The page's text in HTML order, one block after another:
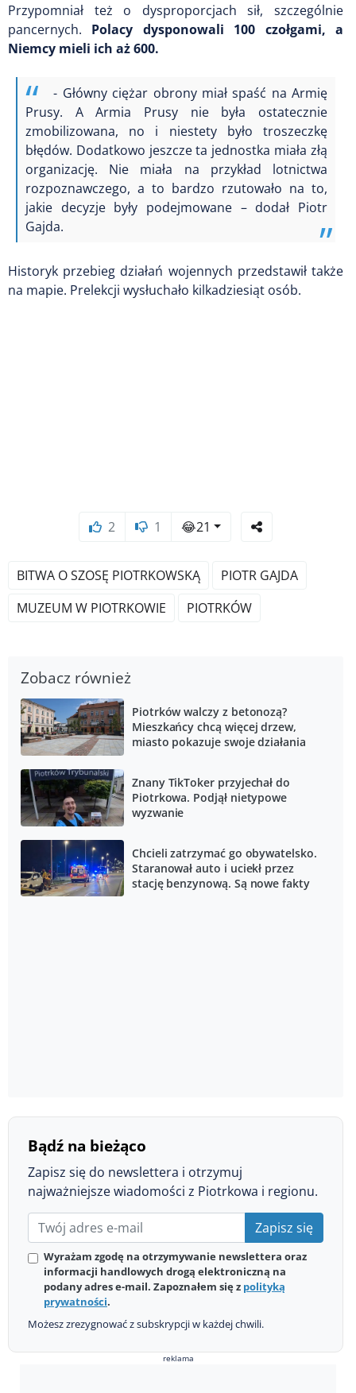
Przypomniał też o dysproporcjach sił, szczególnie
pancernych. Polacy dysponowali 100 czołgami, a
Niemcy mieli ich aż 600.
- Główny ciężar obrony miał spaść na Armię
Prusy. A Armia Prusy nie była ostatecznie
zmobilizowana, no i niestety było troszeczkę
błędów. Dodatkowo jeszcze ta jednostka miała złą
organizację. Nie miała na przykład lotnictwa
rozpoznawczego, a to bardzo rzutowało na to,
jakie decyzje były podejmowane – dodał Piotr
Gajda.
Historyk przebieg działań wojennych przedstawił także
na mapie. Prelekcji wysłuchało kilkadziesiąt osób.
2 1 😂21
BITWA O SZOSĘ PIOTRKOWSKĄ
PIOTR GAJDA
MUZEUM W PIOTRKOWIE
PIOTRKÓW
Zobacz również
Piotrków walczy z betonozą?
Mieszkańcy chcą więcej drzew,
miasto pokazuje swoje działania
Znany TikToker przyjechał do
Piotrkowa. Podjął nietypowe
wyzwanie
Chcieli zatrzymać go obywatelsko.
Staranował auto i uciekł przez
stację benzynową. Są nowe fakty
Bądź na bieżąco
Zapisz się do newslettera i otrzymuj
najważniejsze wiadomości z Piotrkowa i regionu.
Zapisz się
Wyrażam zgodę na otrzymywanie newslettera oraz
informacji handlowych drogą elektroniczną na
podany adres e-mail. Zapoznałem się z polityką
prywatności.
Możesz zrezygnować z subskrypcji w każdej chwili.
reklama